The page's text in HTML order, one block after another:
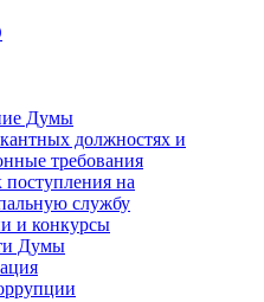
Думы
должностях и
требования
на
службу
и конкурсы
Думы